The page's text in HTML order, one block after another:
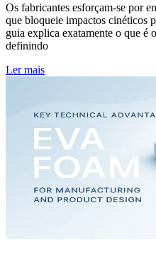
Os fabricantes esforçam-se por
que bloqueie impactos cinéticos
guia explica exatamente o que é
definindo
Ler mais